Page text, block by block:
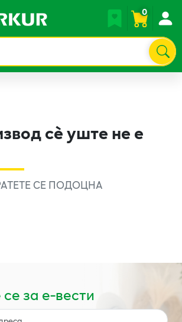
0
сè уште не е
СЕ ПОДОЦНА
за е-вести